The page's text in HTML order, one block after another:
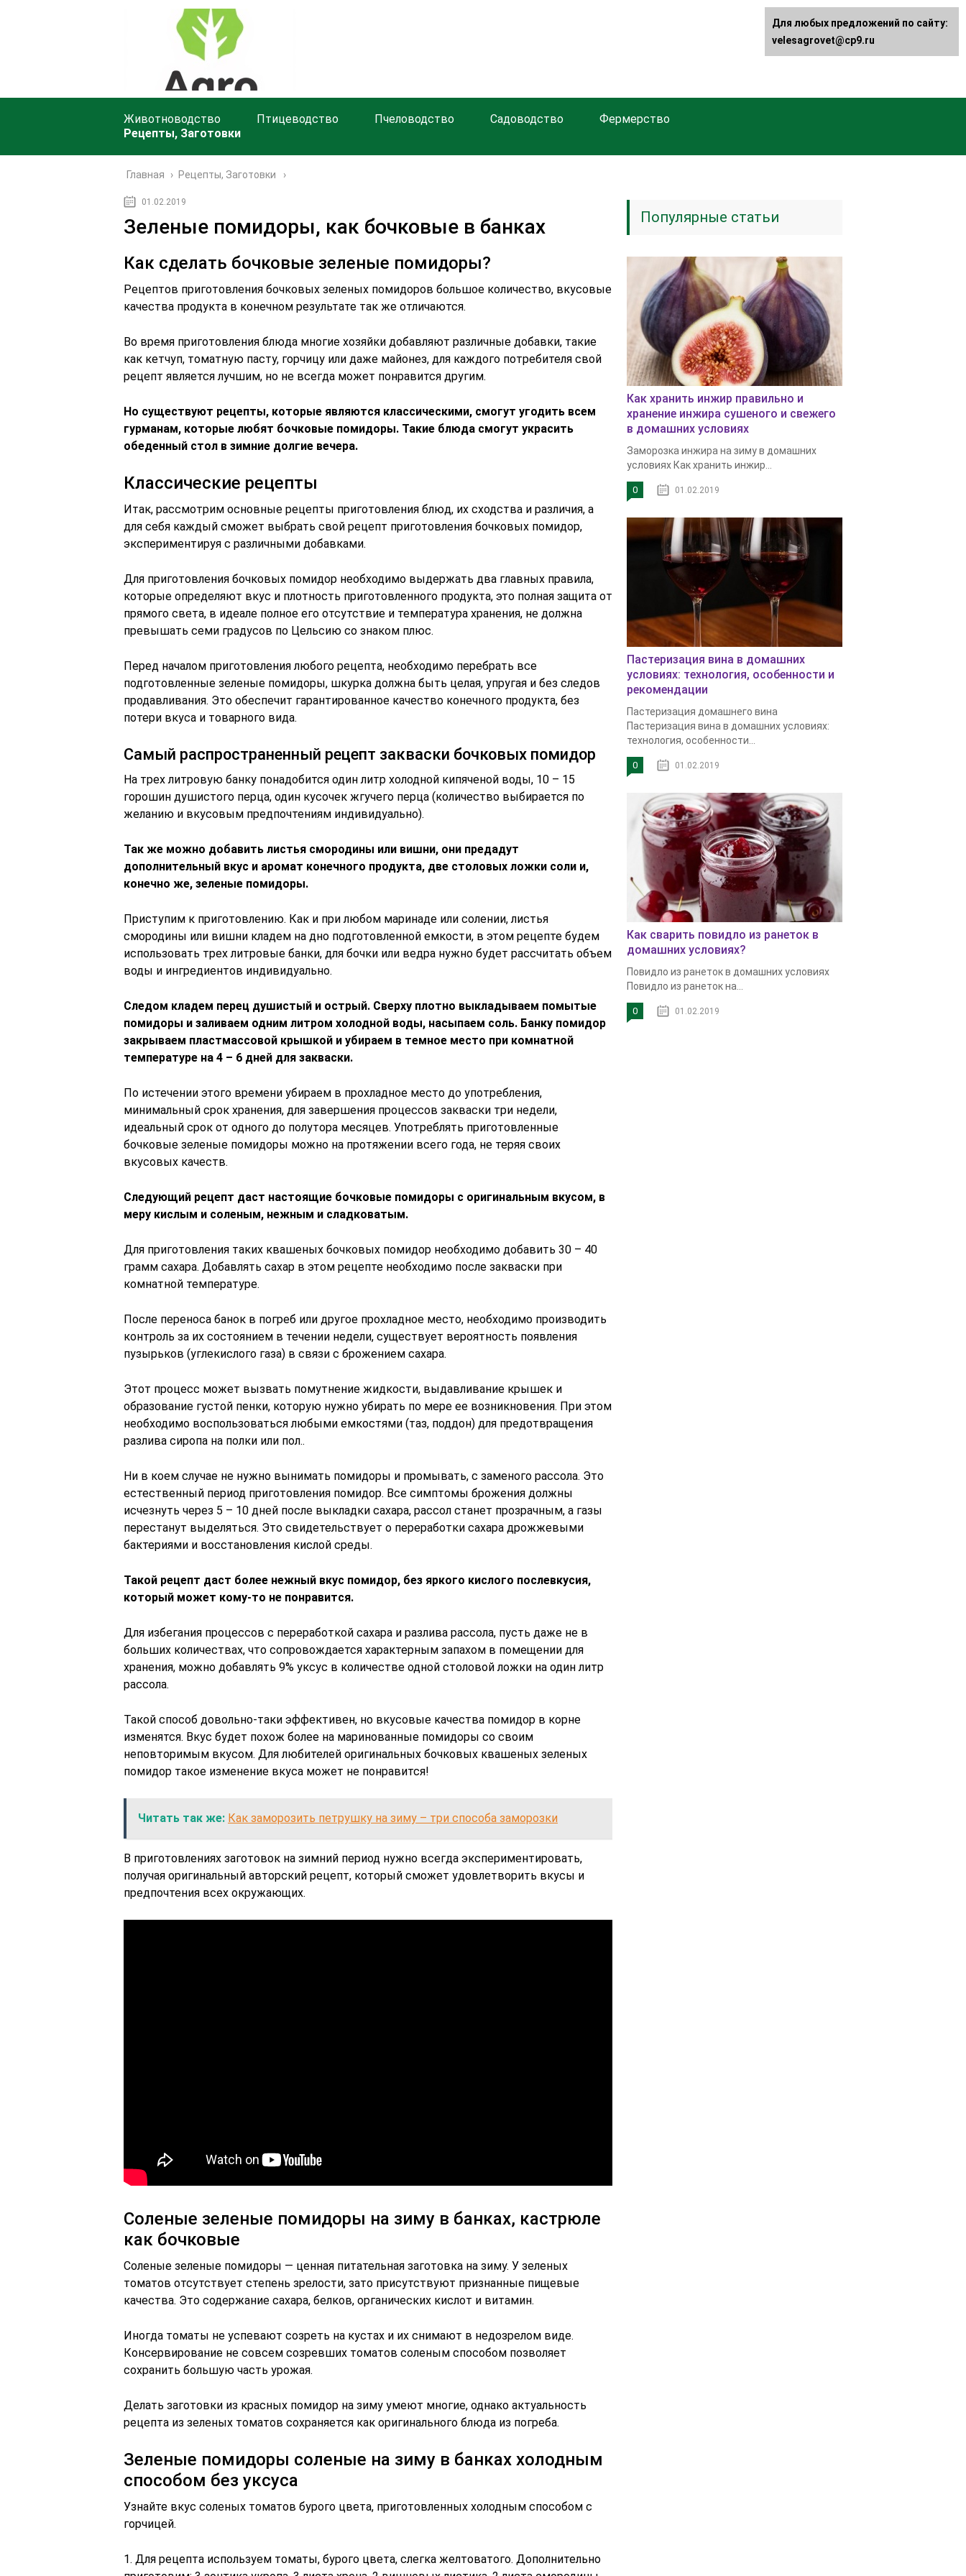
Животноводство Птицеводство Пчеловодство Садоводство
Фермерство
Рецепты, Заготовки
Главная › Рецепты, Заготовки
01.02.2019
Зеленые помидоры, как бочковые в банках
Как сделать бочковые зеленые помидоры?
Рецептов приготовления бочковых зеленых помидоров большое количество, вкусовые
качества продукта в конечном результате так же отличаются.
Во время приготовления блюда многие хозяйки добавляют различные добавки, такие
как кетчуп, томатную пасту, горчицу или даже майонез, для каждого потребителя свой
рецепт является лучшим, но не всегда может понравится другим.
Но существуют рецепты, которые являются классическими, смогут угодить всем
гурманам, которые любят бочковые помидоры. Такие блюда смогут украсить
обеденный стол в зимние долгие вечера.
Классические рецепты
Итак, рассмотрим основные рецепты приготовления блюд, их сходства и различия, а
для себя каждый сможет выбрать свой рецепт приготовления бочковых помидор,
экспериментируя с различными добавками.
Для приготовления бочковых помидор необходимо выдержать два главных правила,
которые определяют вкус и плотность приготовленного продукта, это полная защита от
прямого света, в идеале полное его отсутствие и температура хранения, не должна
превышать семи градусов по Цельсию со знаком плюс.
Перед началом приготовления любого рецепта, необходимо перебрать все
подготовленные зеленые помидоры, шкурка должна быть целая, упругая и без следов
продавливания. Это обеспечит гарантированное качество конечного продукта, без
потери вкуса и товарного вида.
Самый распространенный рецепт закваски бочковых помидор
На трех литровую банку понадобится один литр холодной кипяченой воды, 10 – 15
горошин душистого перца, один кусочек жгучего перца (количество выбирается по
желанию и вкусовым предпочтениям индивидуально).
Так же можно добавить листья смородины или вишни, они предадут
дополнительный вкус и аромат конечного продукта, две столовых ложки соли и,
конечно же, зеленые помидоры.
Приступим к приготовлению. Как и при любом маринаде или солении, листья
смородины или вишни кладем на дно подготовленной емкости, в этом рецепте будем
использовать трех литровые банки, для бочки или ведра нужно будет рассчитать объем
воды и ингредиентов индивидуально.
Следом кладем перец душистый и острый. Сверху плотно выкладываем помытые
помидоры и заливаем одним литром холодной воды, насыпаем соль. Банку помидор
закрываем пластмассовой крышкой и убираем в темное место при комнатной
температуре на 4 – 6 дней для закваски.
По истечении этого времени убираем в прохладное место до употребления,
минимальный срок хранения, для завершения процессов закваски три недели,
идеальный срок от одного до полутора месяцев. Употреблять приготовленные
бочковые зеленые помидоры можно на протяжении всего года, не теряя своих
вкусовых качеств.
Следующий рецепт даст настоящие бочковые помидоры с оригинальным вкусом, в
меру кислым и соленым, нежным и сладковатым.
Для приготовления таких квашеных бочковых помидор необходимо добавить 30 – 40
грамм сахара. Добавлять сахар в этом рецепте необходимо после закваски при
комнатной температуре.
После переноса банок в погреб или другое прохладное место, необходимо производить
контроль за их состоянием в течении недели, существует вероятность появления
пузырьков (углекислого газа) в связи с брожением сахара.
Этот процесс может вызвать помутнение жидкости, выдавливание крышек и
образование густой пенки, которую нужно убирать по мере ее возникновения. При этом
необходимо воспользоваться любыми емкостями (таз, поддон) для предотвращения
разлива сиропа на полки или пол..
Ни в коем случае не нужно вынимать помидоры и промывать, с заменого рассола. Это
естественный период приготовления помидор. Все симптомы брожения должны
исчезнуть через 5 – 10 дней после выкладки сахара, рассол станет прозрачным, а газы
перестанут выделяться. Это свидетельствует о переработки сахара дрожжевыми
бактериями и восстановления кислой среды.
Такой рецепт даст более нежный вкус помидор, без яркого кислого послевкусия,
который может кому-то не понравится.
Для избегания процессов с переработкой сахара и разлива рассола, пусть даже не в
больших количествах, что сопровождается характерным запахом в помещении для
хранения, можно добавлять 9% уксус в количестве одной столовой ложки на один литр
рассола.
Такой способ довольно-таки эффективен, но вкусовые качества помидор в корне
изменятся. Вкус будет похож более на маринованные помидоры со своим
неповторимым вкусом. Для любителей оригинальных бочковых квашеных зеленых
помидор такое изменение вкуса может не понравится!
Читать так же: Как заморозить петрушку на зиму – три способа заморозки
В приготовлениях заготовок на зимний период нужно всегда экспериментировать,
получая оригинальный авторский рецепт, который сможет удовлетворить вкусы и
предпочтения всех окружающих.
Соленые зеленые помидоры на зиму в банках, кастрюле
как бочковые
Соленые зеленые помидоры — ценная питательная заготовка на зиму. У зеленых
томатов отсутствует степень зрелости, зато присутствуют признанные пищевые
качества. Это содержание сахара, белков, органических кислот и витамин.
Иногда томаты не успевают созреть на кустах и их снимают в недозрелом виде.
Консервирование не совсем созревших томатов соленым способом позволяет
сохранить большую часть урожая.
Делать заготовки из красных помидор на зиму умеют многие, однако актуальность
рецепта из зеленых томатов сохраняется как оригинального блюда из погреба.
Зеленые помидоры соленые на зиму в банках холодным
способом без уксуса
Узнайте вкус соленых томатов бурого цвета, приготовленных холодным способом с
горчицей.
1. Для рецепта используем томаты, бурого цвета, слегка желтоватого. Дополнительно
Популярные статьи
Как хранить инжир правильно и
хранение инжира сушеного и свежего
в домашних условиях
Заморозка инжира на зиму в домашних
условиях Как хранить инжир...
0 01.02.2019
Пастеризация вина в домашних
условиях: технология, особенности и
рекомендации
Пастеризация домашнего вина
Пастеризация вина в домашних условиях:
технология, особенности...
0 01.02.2019
Как сварить повидло из ранеток в
домашних условиях?
Повидло из ранеток в домашних условиях
Повидло из ранеток на...
0 01.02.2019
Для любых предложений по сайту:
velesagrovet@cp9.ru